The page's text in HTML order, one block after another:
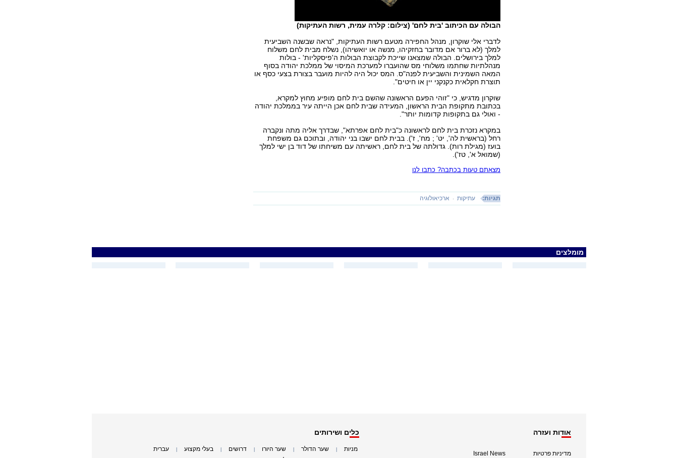
הבולה עם הכיתוב 'בית לחם' (צילום: קלרה עמית, רשות העתיקות)
לדברי אלי שוקרון, מנהל החפירה מטעם רשות העתיקות, "נראה שבשנה השביעית
למלך (לא ברור אם מדובר בחזקיהו, מנשה או יואשיהו), נשלח מבית לחם משלוח
למלך בירושלים. הבולה שמצאנו שייכת לקבוצת הבולות ה'פיסקליות' - בולות
מנהלתיות שחתמו משלוחי מס שהועברו למערכת המיסוי של ממלכת יהודה בסוף
המאה השמינית והשביעית לפנה"ס. המס יכול היה להיות מועבר בצורת בצעי כסף או
תוצרת חקלאית כקנקני יין או חיטים".
שוקרון מדגיש, כי "זוהי הפעם הראשונה שהשם בית לחם מופיע מחוץ למקרא,
בכתובת מתקופת הבית הראשון, המעידה שבית לחם אכן הייתה עיר בממלכת יהודה
- ואולי גם בתקופות קדומות יותר".
במקרא נזכרת בית לחם לראשונה כ"בית לחם אפרתא", שבדרך אליה מתה ונקברה
רחל (בראשית לה', יט' ; מח', ז'). בבית לחם ישבו בני יהודה, ובתוכם גם משפחת
בועז (מגילת רות). גדולתה של בית לחם, ראשיתה עם משיחתו של דוד בן ישי למלך
(שמואל א', טז').
מצאתם טעות בכתבה? כתבו לנו
תגיות: עתיקות ארכיאולוגיה
מומלצים
אודות ועזרה
מדיניות פרטיות Israel News
כלים ושירותים
מניות שער הדולר שער היורו דרושים בעלי מקצוע
עברית